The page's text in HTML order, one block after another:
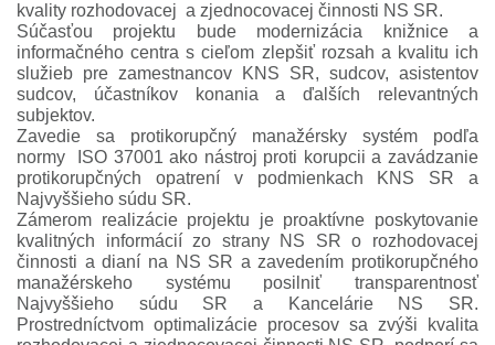
kvality rozhodovacej a zjednocovacej činnosti NS SR.
Súčasťou projektu bude modernizácia knižnice a
informačného centra s cieľom zlepšiť rozsah a kvalitu ich
služieb pre zamestnancov KNS SR, sudcov, asistentov
sudcov, účastníkov konania a ďalších relevantných
subjektov.
Zavedie sa protikorupčný manažérsky systém podľa
normy ISO 37001 ako nástroj proti korupcii a zavádzanie
protikorupčných opatrení v podmienkach KNS SR a
Najvyššieho súdu SR.
Zámerom realizácie projektu je proaktívne poskytovanie
kvalitných informácií zo strany NS SR o rozhodovacej
činnosti a dianí na NS SR a zavedením protikorupčného
manažérskeho systému posilniť transparentnosť
Najvyššieho súdu SR a Kancelárie NS SR.
Prostredníctvom optimalizácie procesov sa zvýši kvalita